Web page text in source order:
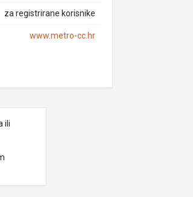
za registrirane korisnike
www.metro-cc.hr
ili